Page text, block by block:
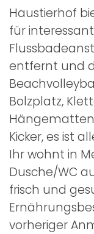
Haustierhof
für
entfernt und
Bolzplatz,
Kicker, es ist
Ihr wohnt in
Dusche/WC
frisch und
vorheriger